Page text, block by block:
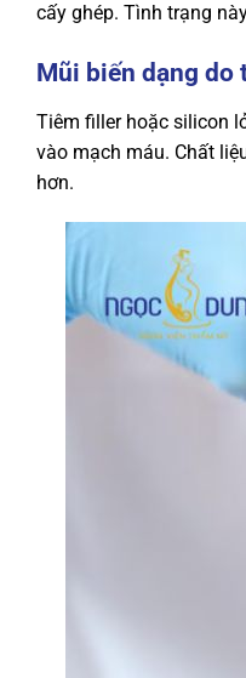
cấy ghép. Tình trạng
Mũi biến dạng
Tiêm filler hoặc silicon
vào mạch máu. Chất
hơn.